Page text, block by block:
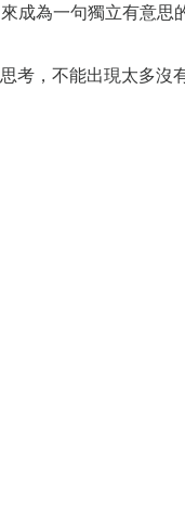
成為一句獨立有意思
考，不能出現太多沒